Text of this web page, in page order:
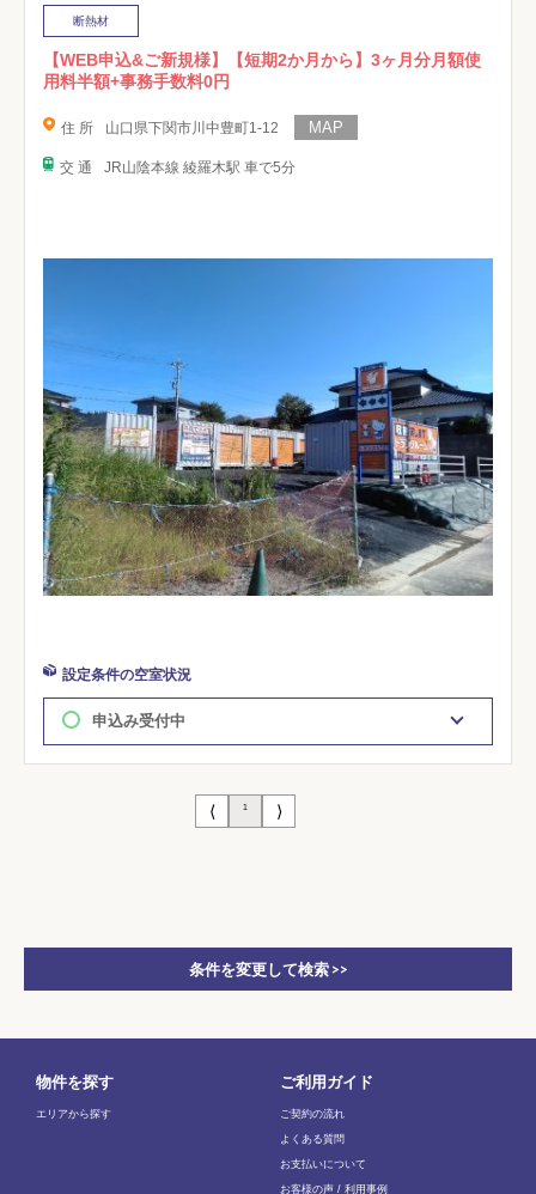
断熱材
【WEB申込&ご新規様】【短期2か月から】3ヶ月分月額使
用料半額+事務手数料0円
住 所 山口県下関市川中豊町1-12
交 通 JR山陰本線 綾羅木駅 車で5分
設定条件の空室状況
申込み受付中
⟨ 1 ⟩
条件を変更して検索 >>
物件を探す
エリアから探す
ご利用ガイド
ご契約の流れ
よくある質問
お支払いについて
お客様の声 / 利用事例